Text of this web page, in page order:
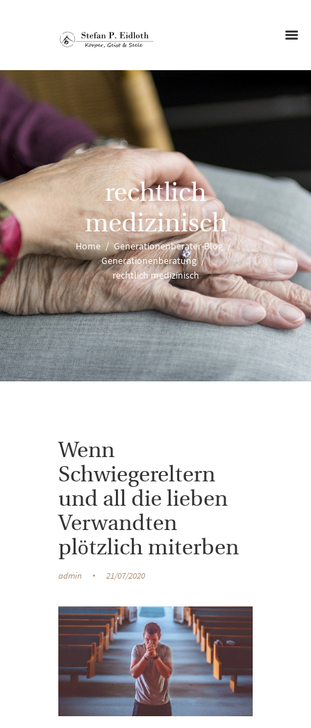
rechtlich
medizinisch
Home
Generationenberater-Blog
Generationenberatung
rechtlich medizinisch
Wenn
Schwiegereltern
und all die lieben
Verwandten
plötzlich miterben
admin 21/07/2020